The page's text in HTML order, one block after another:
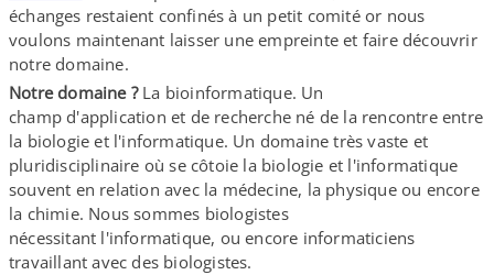
échanges restaient confinés à un petit comité or nous
voulons maintenant laisser une empreinte et faire découvrir
notre domaine.
Notre domaine ?La bioinformatique. Un
champ d'application et de recherche né de la rencontre entre
la biologie et l'informatique. Un domaine très vaste et
pluridisciplinaire où se côtoie la biologie et l'informatique
souvent en relation avec la médecine, la physique ou encore
la chimie. Nous sommes biologistes
nécessitant l'informatique, ou encore informaticiens
travaillant avec des biologistes.